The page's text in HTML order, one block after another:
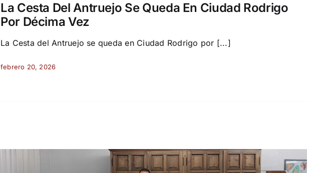
La Cesta Del Antruejo Se Queda En Ciudad Rodrigo
Por Décima Vez
La Cesta del Antruejo se queda en Ciudad Rodrigo por [...]
febrero 20, 2026